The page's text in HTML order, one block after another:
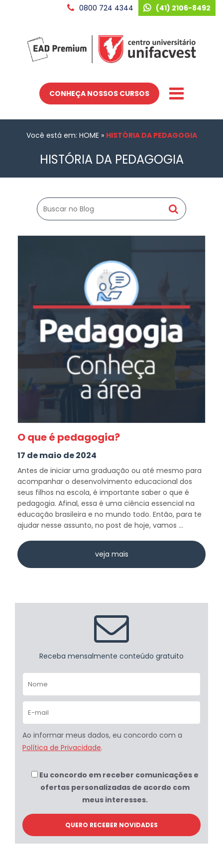
(41) 2106-8492
0800 724 4344
CONHEÇA NOSSOS CURSOS
Você está em: HOME » HISTÓRIA DA PEDAGOGIA
HISTÓRIA DA PEDAGOGIA
O que é pedagogia?
17 de maio de 2024
Antes de iniciar uma graduação ou até mesmo para
acompanhar o desenvolvimento educacional dos
seus filhos na escola, é importante saber o que é
pedagogia. Afinal, essa é uma ciência essencial na
educação brasileira e no mundo todo. Então, para te
ajudar nesse assunto, no post de hoje, vamos ...
veja mais
Receba mensalmente conteúdo gratuito
Ao informar meus dados, eu concordo com a
Política de Privacidade.
Eu concordo em receber comunicações e
ofertas personalizadas de acordo com
meus interesses.